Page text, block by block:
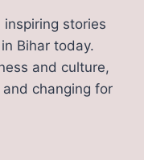
stories
Bihar today.
and culture,
changing for